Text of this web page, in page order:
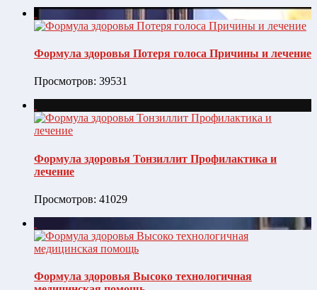
Формула здоровья Потеря голоса Причины и лечение
Просмотров: 39531
Формула здоровья Тонзиллит Профилактика и
лечение
Просмотров: 41029
Формула здоровья Высоко технологичная